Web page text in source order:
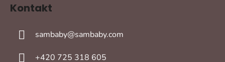
Kontakt
sambaby@sambaby.com
+420 725 318 605